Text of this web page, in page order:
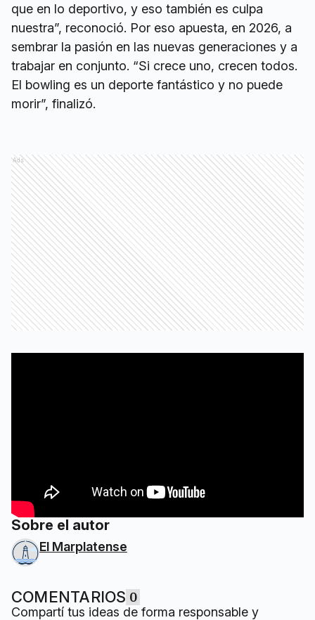
que en lo deportivo, y eso también es culpa
nuestra”, reconoció. Por eso apuesta, en 2026, a
sembrar la pasión en las nuevas generaciones y a
trabajar en conjunto. “Si crece uno, crecen todos.
El bowling es un deporte fantástico y no puede
morir”, finalizó.
Ads
Sobre el autor
El Marplatense
COMENTARIOS 0
Compartí tus ideas de forma responsable y